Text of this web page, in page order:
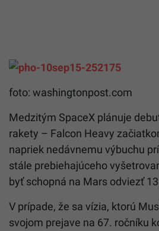
foto: washingtonpost.com
Medzitým SpaceX plánuje
rakety – Falcon Heavy
napriek nedávnemu výbuchu
stále prebiehajúceho
byť schopná na Mars odviezť
V prípade, že sa vízia, ktorú
svojom prejave na 67. ročníku